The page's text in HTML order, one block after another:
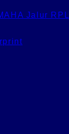
Jalur RPL